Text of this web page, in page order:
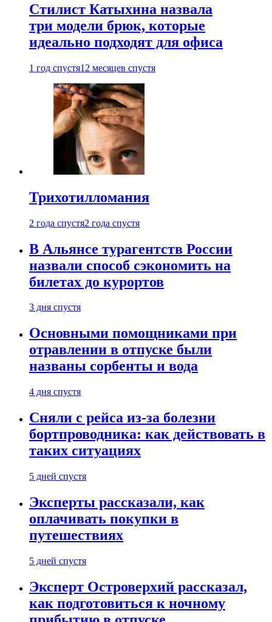
Стилист Катыхина назвала
три модели брюк, которые
идеально подходят для офиса
1 год спустя12 месяцев спустя
Трихотилломания
2 года спустя2 года спустя
В Альянсе турагентств России
назвали способ сэкономить на
билетах до курортов
3 дня спустя
Основными помощниками при
отравлении в отпуске были
названы сорбенты и вода
4 дня спустя
Сняли с рейса из-за болезни
бортпроводника: как действовать в
таких ситуациях
5 дней спустя
Эксперты рассказали, как
оплачивать покупки в
путешествиях
5 дней спустя
Эксперт Островерхий рассказал,
как подготовиться к ночному